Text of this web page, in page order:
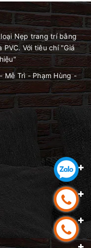
Nẹp trang trí bằng
Với tiêu chí "Giá
Mễ Trì - Phạm Hùng -